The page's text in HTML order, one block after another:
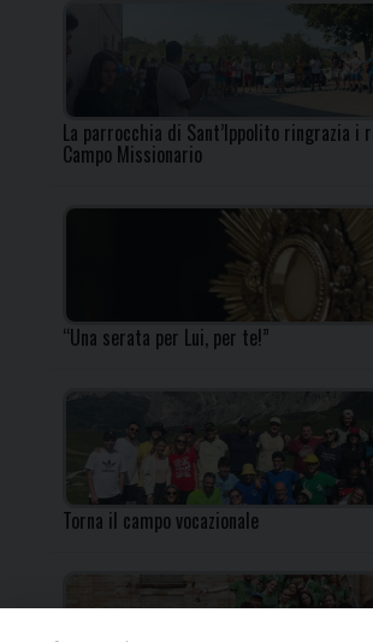
La parrocchia di Sant’Ippolito ringrazia i
Campo Missionario
“Una serata per Lui, per te!”
Torna il campo vocazionale